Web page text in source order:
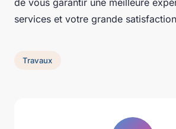
de vous garantir une meilleure
services et votre grande
Travaux